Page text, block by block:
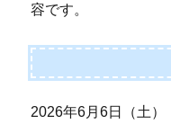
容です。
2026年6月6日（土）